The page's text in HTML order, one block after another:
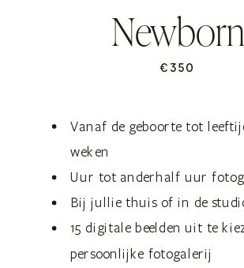
Newborn
€350
Vanaf de geboorte tot
weken
Uur tot anderhalf uur
Bij jullie thuis of in de
15 digitale beelden uit te
persoonlijke fotogalerij